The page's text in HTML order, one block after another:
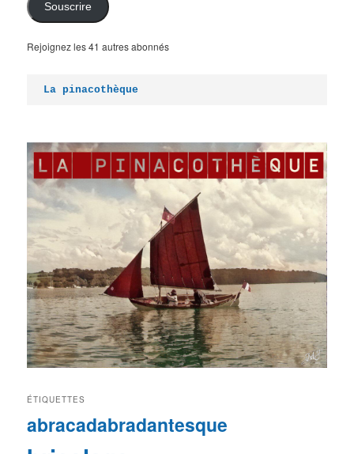
Souscrire
Rejoignez les 41 autres abonnés
La pinacothèque
ÉTIQUETTES
abracadabradantesque